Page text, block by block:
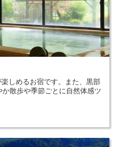
しめるお宿です。また、黒部
散歩や季節ごとに自然体感ツ